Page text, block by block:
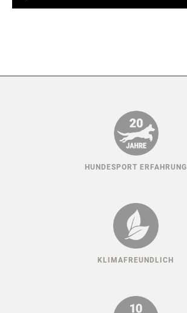
HUNDESPORT ERFAHRUNG
KLIMAFREUNDLICH